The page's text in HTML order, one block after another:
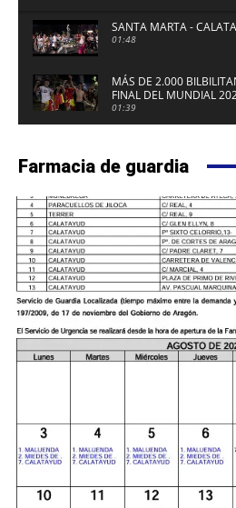
SANTA MARTA -
01:48
MÁS DE 2.000
FINAL DEL MUNDIAL
FUERTE DE CALATAYUD
01:39
Farmacia de guardia